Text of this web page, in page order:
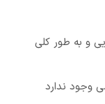
و به طور کلی
وجود ندارد